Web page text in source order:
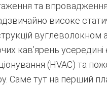
та
високе
кав’ярень
(HVAC) та
Саме тут на перший